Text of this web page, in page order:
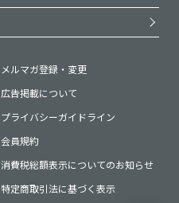
メルマガ登録・変更
広告掲載について
プライバシーガイドライン
会員規約
消費税総額表示についてのお知らせ
特定商取引法に基づく表示